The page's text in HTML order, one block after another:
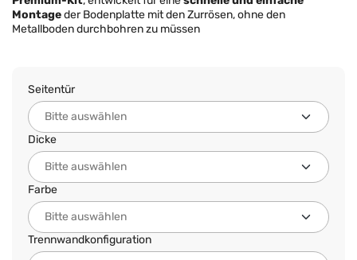
Montageder Bodenplatte mit den Zurrösen, ohne den
Metallboden durchbohren zu müssen
Seitentür
Dicke
Farbe
Trennwandkonfiguration